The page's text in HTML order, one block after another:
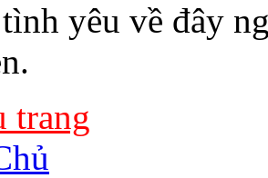
yêu về đây
trang